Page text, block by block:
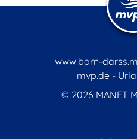
www.born-
mvp.de -
© 2026 MANET